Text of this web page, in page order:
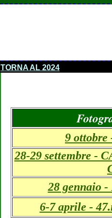
TORNA AL 2024
9 ottobre
28-29 settembre -
28 gennaio
6-7 aprile -